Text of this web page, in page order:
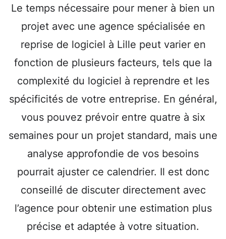
Le temps nécessaire pour mener à bien un
projet avec une agence spécialisée en
reprise de logiciel à Lille peut varier en
fonction de plusieurs facteurs, tels que la
complexité du logiciel à reprendre et les
spécificités de votre entreprise. En général,
vous pouvez prévoir entre quatre à six
semaines pour un projet standard, mais une
analyse approfondie de vos besoins
pourrait ajuster ce calendrier. Il est donc
conseillé de discuter directement avec
l’agence pour obtenir une estimation plus
précise et adaptée à votre situation.